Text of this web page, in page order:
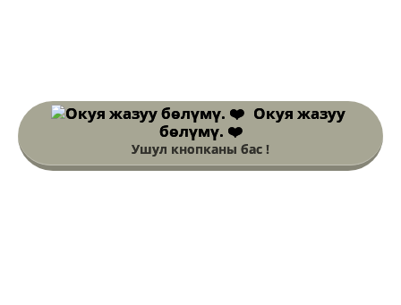
Окуя жазуу
бөлүмү. ❤️
Ушул кнопканы бас !